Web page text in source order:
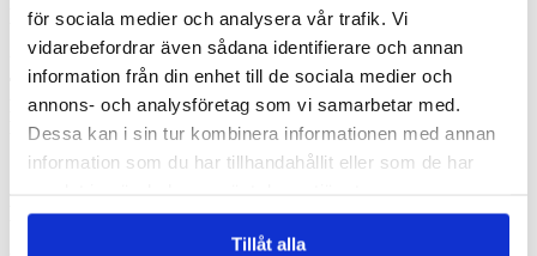
för sociala medier och analysera vår trafik. Vi
vidarebefordrar även sådana identifierare och annan
information från din enhet till de sociala medier och
annons- och analysföretag som vi samarbetar med.
Dessa kan i sin tur kombinera informationen med annan
information som du har tillhandahållit eller som de har
Tillåt alla
Emil Ström
VolvoPenta Mechanic/Boat electrician
Tel:0523-22004
Direct:0523-22063
E-mail: emil@lyckansslip.com
Lars Bagge